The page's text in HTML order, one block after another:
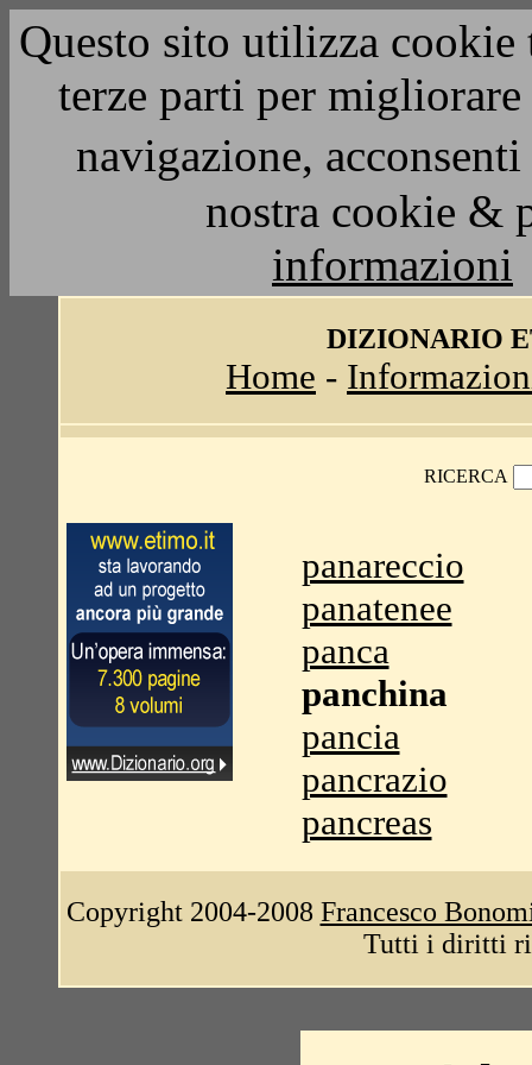
Questo sito utilizza
terze parti per
navigazione,
nostra cookie &
informazioni
DIZIONARIO
Home -
RICERCA
panareccio
panatenee
panca
panchina
pancia
pancrazio
pancreas
Copyright 2004-2008 Francesco
Tutti i diritti